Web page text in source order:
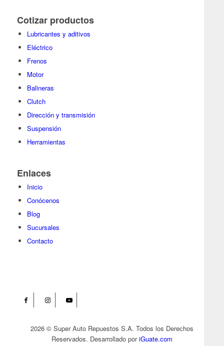
Cotizar productos
Lubricantes y aditivos
Eléctrico
Frenos
Motor
Balineras
Clutch
Dirección y transmisión
Suspensión
Herramientas
Enlaces
Inicio
Conócenos
Blog
Sucursales
Contacto
2026 © Super Auto Repuestos S.A. Todos los Derechos
Reservados. Desarrollado poriGuate.com